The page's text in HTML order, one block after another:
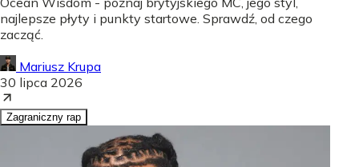
najlepsze płyty i punkty startowe. Sprawdź, od czego
zacząć.
Mariusz Krupa
30 lipca 2026
Zagraniczny rap